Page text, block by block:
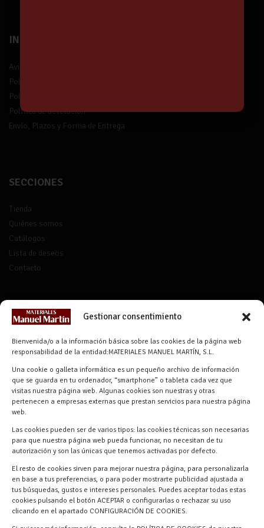
Gestionar consentimiento
Bienvenida/o a la información básica sobre las cookies de la página web
responsabilidad de la entidad:MATERIALES MANUEL MARTÍN, S.L.
Una cookie o galleta informática es un pequeño archivo de información
que se guarda en tu ordenador, “smartphone” o tableta cada vez que
visitas nuestra página web. Algunas cookies son nuestras y otras
pertenecen a empresas externas que prestan servicios para nuestra página
web.
Las cookies pueden ser de varios tipos: las cookies técnicas son necesarias
para que nuestra página web pueda funcionar, no necesitan de tu
autorización y son las únicas que tenemos activadas por defecto.
El resto de cookies sirven para mejorar nuestra página, para personalizarla
en base a tus preferencias, o para poder mostrarte publicidad ajustada a
tus búsquedas, gustos e intereses personales. Puedes aceptar todas estas
cookies pulsando el botón ACEPTAR o configurarlas o rechazar su uso
clicando en el apartado CONFIGURACIÓN DE COOKIES.
INFORMACIÓN
Aviso legal
Política de privacidad
Política de protección de datos
Política de devolución
Envío, Plazos y Forma de Entrega
SECCIONES
Tienda
Quiénes somos
Catálogos
Lista de deseos
Contacto
CONTACTO
info@materialesmanuelmartin.com
921 57 52 29
618 59 79 72 (Solo WhatsApp)
Materiales Manuel Martín Ctra.
Turégano-Navas de Oro, 47, 40280
Navalmanzano, Segovia, ESPAÑA